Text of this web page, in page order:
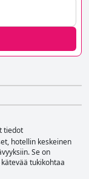
tiedot
hotellin keskeinen
Se on
tukikohtaa